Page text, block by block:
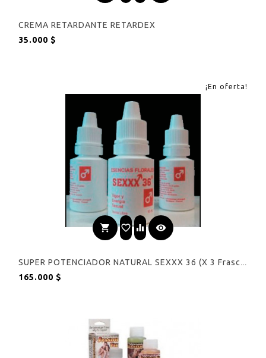
CREMA RETARDANTE RETARDEX
35.000 $
¡En oferta!
shopping_cart favorite_border equalizer visibility
SUPER POTENCIADOR NATURAL SEXXX 36 (x 3 Frascos)
165.000 $